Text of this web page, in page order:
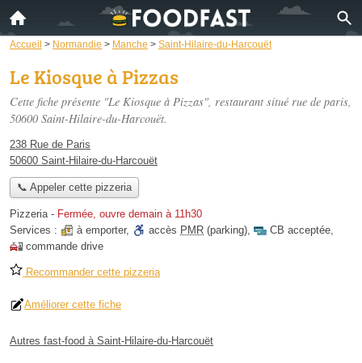
Accueil > Normandie > Manche > Saint-Hilaire-du-Harcouët
Le Kiosque à Pizzas
Cette fiche présente "Le Kiosque à Pizzas", restaurant situé rue de paris,
50600 Saint-Hilaire-du-Harcouët.
238 Rue de Paris
50600 Saint-Hilaire-du-Harcouët
📞 Appeler cette pizzeria
Pizzeria- Fermée, ouvre demain à 11h30
Services :
à emporter, accès PMR (parking), CB acceptée,
commande drive
Recommander cette pizzeria
Améliorer cette fiche
Autres fast-food à Saint-Hilaire-du-Harcouët